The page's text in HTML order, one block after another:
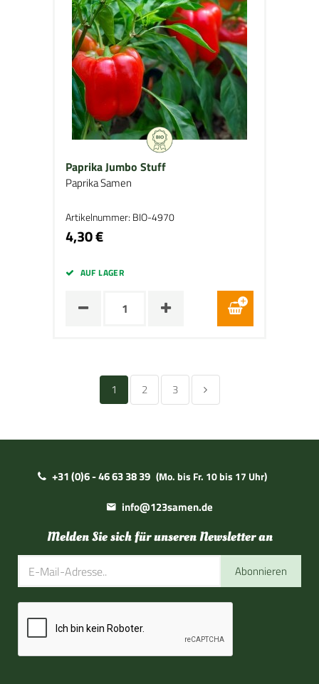
Paprika Jumbo Stuff
Paprika Samen
Artikelnummer: BIO-4970
4,30 €
AUF LAGER
1 2 3
+31 (0)6 - 46 63 38 39 (Mo. bis Fr. 10 bis 17 Uhr)
info@123samen.de
Melden Sie sich für unseren Newsletter an
Abonnieren